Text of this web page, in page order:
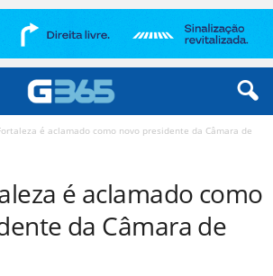
é aclamado como novo presidente da Câmara de
é aclamado como
da Câmara de